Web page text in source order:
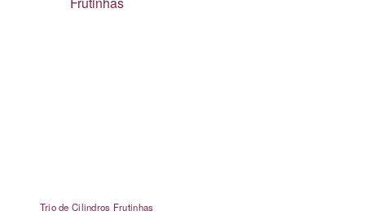
Trio de Cilindros Frutinhas